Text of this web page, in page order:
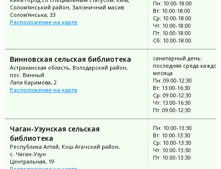
Солом'янський район, Залізничний масив
Солом'янська, 33
Расположение на карте
Пн: 10:00-18:00
Вт: 10:00-18:00
Ср: 10:00-18:00
Чт: 10:00-18:00
Пт: 10:00-18:00
Сб: 10:00-18:00
Винновская сельская библиотека
Астраханская область, Володарский район,
пос. Винный
Лати Каримова, 2
Расположение на карте
санитарный день:
последняя среда
месяца
Пн: 09:00-12:30
Вт: 13:00-16:30
Ср: 09:00-12:30
Чт: 13:00-16:30
Пт: 09:00-12:30
Чаган-Узунская сельская
библиотека
Республика Алтай, Кош-Агачский район,
с. Чаган-Узун
Центральная, 19
Пн: 10:00-13:30
Вт: 10:00-13:30
Ср: 10:00-13:30
Чт: 10:00-13:30
Пт: 10:00-13:30